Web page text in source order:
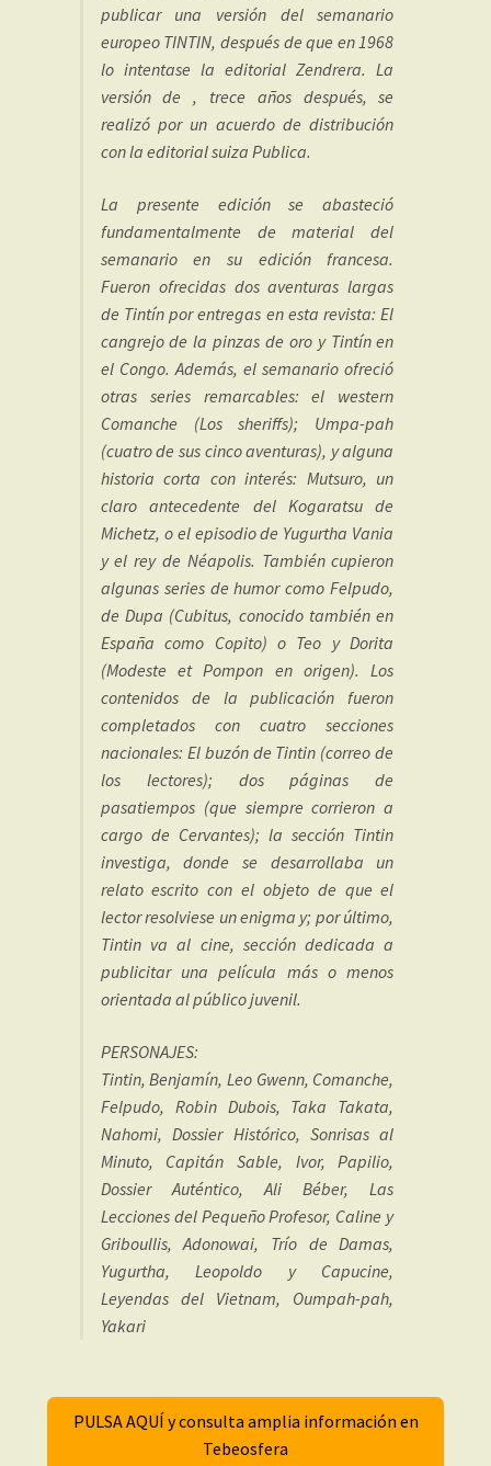
publicar una versión del semanario
europeo TINTIN, después de que en 1968
lo intentase la editorial Zendrera. La
versión de , trece años después, se
realizó por un acuerdo de distribución
con la editorial suiza Publica.
La presente edición se abasteció
fundamentalmente de material del
semanario en su edición francesa.
Fueron ofrecidas dos aventuras largas
de Tintín por entregas en esta revista: El
cangrejo de la pinzas de oro y Tintín en
el Congo. Además, el semanario ofreció
otras series remarcables: el western
Comanche (Los sheriffs); Umpa-pah
(cuatro de sus cinco aventuras), y alguna
historia corta con interés: Mutsuro, un
claro antecedente del Kogaratsu de
Michetz, o el episodio de Yugurtha Vania
y el rey de Néapolis. También cupieron
algunas series de humor como Felpudo,
de Dupa (Cubitus, conocido también en
España como Copito) o Teo y Dorita
(Modeste et Pompon en origen). Los
contenidos de la publicación fueron
completados con cuatro secciones
nacionales: El buzón de Tintin (correo de
los lectores); dos páginas de
pasatiempos (que siempre corrieron a
cargo de Cervantes); la sección Tintin
investiga, donde se desarrollaba un
relato escrito con el objeto de que el
lector resolviese un enigma y; por último,
Tintin va al cine, sección dedicada a
publicitar una película más o menos
orientada al público juvenil.
PERSONAJES:
Tintin, Benjamín, Leo Gwenn, Comanche,
Felpudo, Robin Dubois, Taka Takata,
Nahomi, Dossier Histórico, Sonrisas al
Minuto, Capitán Sable, Ivor, Papilio,
Dossier Auténtico, Ali Béber, Las
Lecciones del Pequeño Profesor, Caline y
Griboullis, Adonowai, Trío de Damas,
Yugurtha, Leopoldo y Capucine,
Leyendas del Vietnam, Oumpah-pah,
Yakari
PULSA AQUÍ y consulta amplia información en
Tebeosfera